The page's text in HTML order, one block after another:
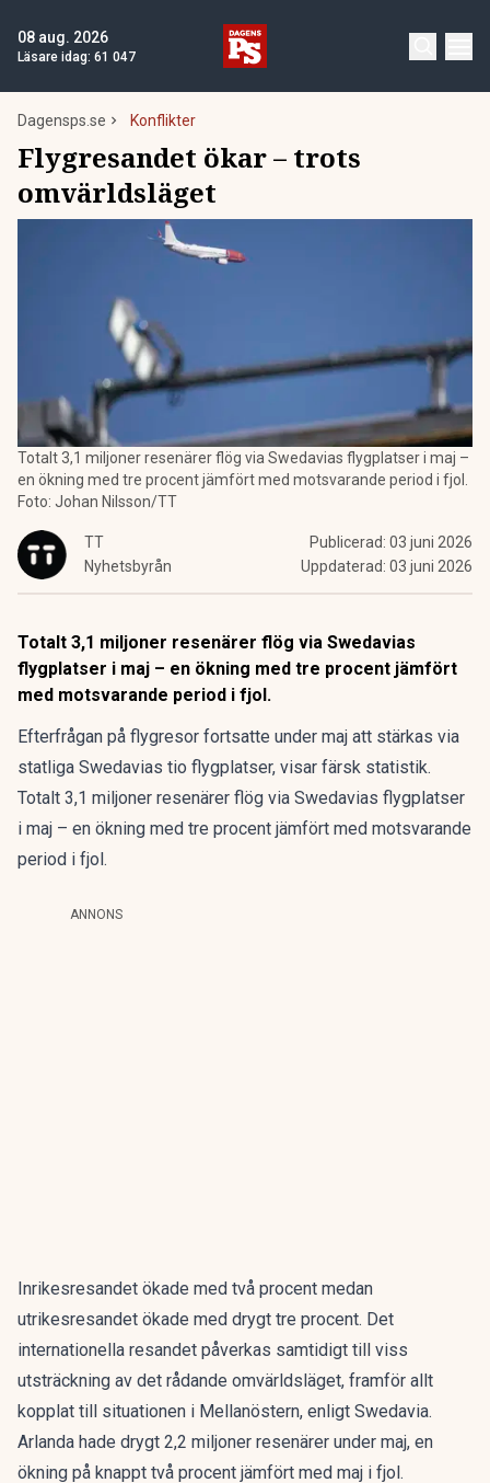
08 aug. 2026
Läsare idag: 61 047
Dagensps.se Konflikter
Flygresandet ökar – trots
omvärldsläget
Totalt 3,1 miljoner resenärer flög via Swedavias flygplatser i maj –
en ökning med tre procent jämfört med motsvarande period i fjol.
Foto: Johan Nilsson/TT
TT
Nyhetsbyrån
Publicerad: 03 juni 2026
Uppdaterad: 03 juni 2026
Totalt 3,1 miljoner resenärer flög via Swedavias
flygplatser i maj – en ökning med tre procent jämfört
med motsvarande period i fjol.
Efterfrågan på flygresor fortsatte under maj att stärkas via
statliga Swedavias tio flygplatser, visar färsk statistik.
Totalt 3,1 miljoner resenärer flög via Swedavias flygplatser
i maj – en ökning med tre procent jämfört med motsvarande
period i fjol.
ANNONS
Inrikesresandet ökade med två procent medan
utrikesresandet ökade med drygt tre procent. Det
internationella resandet påverkas samtidigt till viss
utsträckning av det rådande omvärldsläget, framför allt
kopplat till situationen i Mellanöstern, enligt Swedavia.
Arlanda hade drygt 2,2 miljoner resenärer under maj, en
ökning på knappt två procent jämfört med maj i fjol.